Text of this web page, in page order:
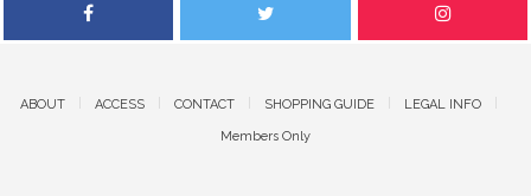
ABOUT ACCESS CONTACT SHOPPING GUIDE LEGAL INFO
Members Only